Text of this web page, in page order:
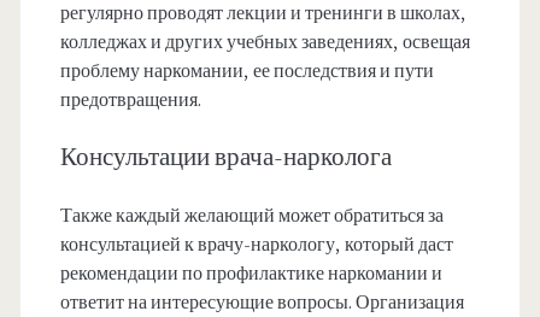
регулярно проводят лекции и тренинги в школах,
колледжах и других учебных заведениях, освещая
проблему наркомании, ее последствия и пути
предотвращения.
Консультации врача-нарколога
Также каждый желающий может обратиться за
консультацией к врачу-наркологу, который даст
рекомендации по профилактике наркомании и
ответит на интересующие вопросы. Организация